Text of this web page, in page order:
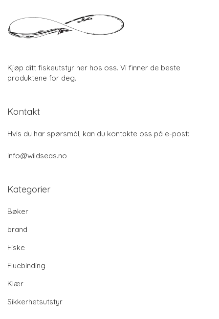
Kjøp ditt fiskeutstyr her hos oss. Vi finner de beste
produktene for deg.
Kontakt
Hvis du har spørsmål, kan du kontakte oss på e-post:
info@wildseas.no
Kategorier
Bøker
brand
Fiske
Fluebinding
Klær
Sikkerhetsutstyr